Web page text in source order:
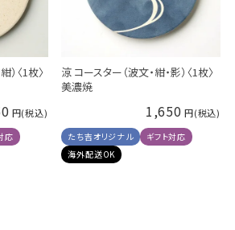
）〈1枚〉
応
涼 コースター（波文・紺・影）〈1枚〉
美濃焼
1,650
たち吉オリジナル
ギフト対応
海外配送OK